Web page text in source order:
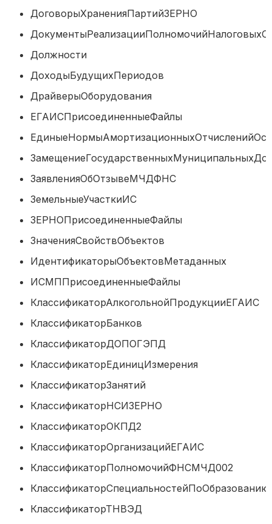
ДоговорыХраненияПартийЗЕРНО
Должности
ДоходыБудущихПериодов
ДрайверыОборудования
ЕГАИСПрисоединенныеФайлы
ЗаявленияОбОтзывеМЧДФНС
ЗемельныеУчасткиИС
ЗЕРНОПрисоединенныеФайлы
ЗначенияСвойствОбъектов
ИСМППрисоединенныеФайлы
КлассификаторБанков
КлассификаторДОПОГЭПД
КлассификаторЕдиницИзмерения
КлассификаторЗанятий
КлассификаторНСИЗЕРНО
КлассификаторОКПД2
КлассификаторОрганизацийЕГАИС
КлассификаторТНВЭД